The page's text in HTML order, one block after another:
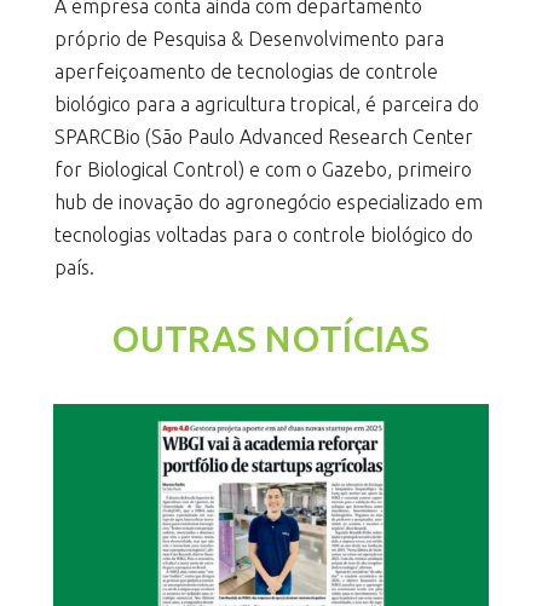
A empresa conta ainda com departamento
próprio de Pesquisa & Desenvolvimento para
aperfeiçoamento de tecnologias de controle
biológico para a agricultura tropical, é parceira do
SPARCBio (São Paulo Advanced Research Center
for Biological Control) e com o Gazebo, primeiro
hub de inovação do agronegócio especializado em
tecnologias voltadas para o controle biológico do
país.
OUTRAS NOTÍCIAS